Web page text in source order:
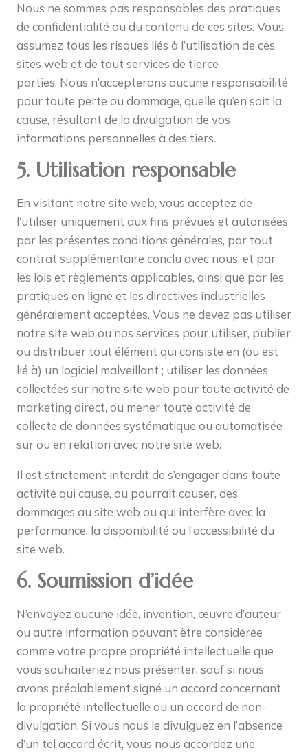
Nous ne sommes pas responsables des pratiques
de confidentialité ou du contenu de ces sites. Vous
assumez tous les risques liés à l’utilisation de ces
sites web et de tout services de tierce
parties. Nous n’accepterons aucune responsabilité
pour toute perte ou dommage, quelle qu’en soit la
cause, résultant de la divulgation de vos
informations personnelles à des tiers.
5. Utilisation responsable
En visitant notre site web, vous acceptez de
l’utiliser uniquement aux fins prévues et autorisées
par les présentes conditions générales, par tout
contrat supplémentaire conclu avec nous, et par
les lois et règlements applicables, ainsi que par les
pratiques en ligne et les directives industrielles
généralement acceptées. Vous ne devez pas utiliser
notre site web ou nos services pour utiliser, publier
ou distribuer tout élément qui consiste en (ou est
lié à) un logiciel malveillant ; utiliser les données
collectées sur notre site web pour toute activité de
marketing direct, ou mener toute activité de
collecte de données systématique ou automatisée
sur ou en relation avec notre site web.
Il est strictement interdit de s’engager dans toute
activité qui cause, ou pourrait causer, des
dommages au site web ou qui interfère avec la
performance, la disponibilité ou l’accessibilité du
site web.
6. Soumission d’idée
N’envoyez aucune idée, invention, œuvre d’auteur
ou autre information pouvant être considérée
comme votre propre propriété intellectuelle que
vous souhaiteriez nous présenter, sauf si nous
avons préalablement signé un accord concernant
la propriété intellectuelle ou un accord de non-
divulgation. Si vous nous le divulguez en l’absence
d’un tel accord écrit, vous nous accordez une